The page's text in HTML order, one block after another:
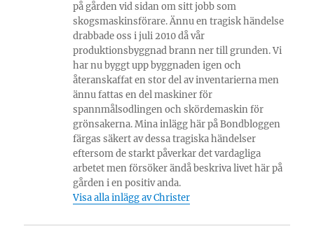
på gården vid sidan om sitt jobb som
skogsmaskinsförare. Ännu en tragisk händelse
drabbade oss i juli 2010 då vår
produktionsbyggnad brann ner till grunden. Vi
har nu byggt upp byggnaden igen och
återanskaffat en stor del av inventarierna men
ännu fattas en del maskiner för
spannmålsodlingen och skördemaskin för
grönsakerna. Mina inlägg här på Bondbloggen
färgas säkert av dessa tragiska händelser
eftersom de starkt påverkar det vardagliga
arbetet men försöker ändå beskriva livet här på
gården i en positiv anda.
Visa alla inlägg av Christer